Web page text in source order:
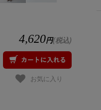
4,620円(税込)
お気に入り